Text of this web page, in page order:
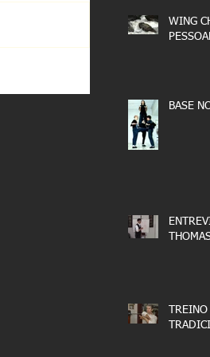
WING
BASE